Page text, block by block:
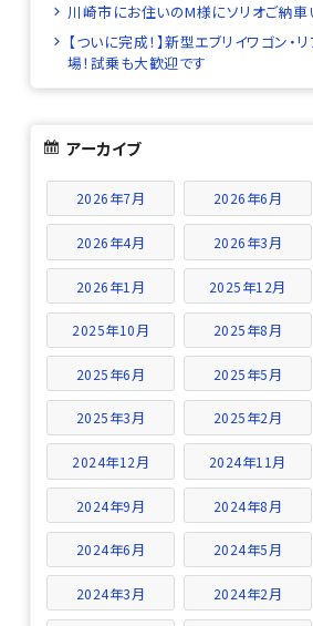
川崎市にお住いのM様にソリオご納車
【ついに完成！】新型エブリイワゴン・
場！試乗も大歓迎です
アーカイブ
2026年7月 2026年6月
2026年4月 2026年3月
2026年1月 2025年12月
2025年10月 2025年8月
2025年6月 2025年5月
2025年3月 2025年2月
2024年12月 2024年11月
2024年9月 2024年8月
2024年6月 2024年5月
2024年3月 2024年2月